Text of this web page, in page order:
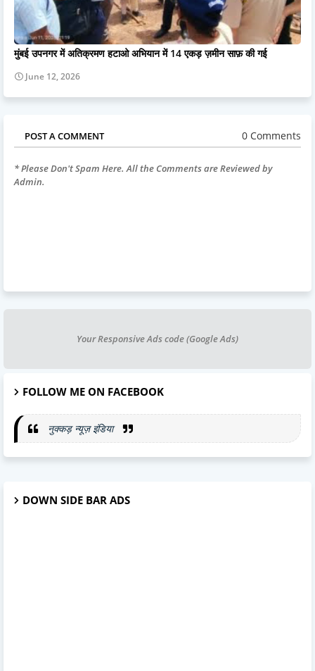
मुंबई उपनगर में अतिक्रमण हटाओ अभियान में 14 एकड़ ज़मीन साफ़ की गई
June 12, 2026
POST A COMMENT 0 Comments
* Please Don't Spam Here. All the Comments are Reviewed by
Admin.
Your Responsive Ads code (Google Ads)
FOLLOW ME ON FACEBOOK
नुक्कड़ न्यूज़ इंडिया
DOWN SIDE BAR ADS